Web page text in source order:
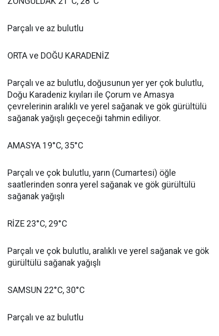
Parçalı ve az bulutlu
ORTA ve DOĞU KARADENİZ
Parçalı ve az bulutlu, doğusunun yer yer çok bulutlu,
Doğu Karadeniz kıyıları ile Çorum ve Amasya
çevrelerinin aralıklı ve yerel sağanak ve gök gürültülü
sağanak yağışlı geçeceği tahmin ediliyor.
AMASYA 19°C, 35°C
Parçalı ve çok bulutlu, yarın (Cumartesi) öğle
saatlerinden sonra yerel sağanak ve gök gürültülü
sağanak yağışlı
RİZE 23°C, 29°C
Parçalı ve çok bulutlu, aralıklı ve yerel sağanak ve gök
gürültülü sağanak yağışlı
SAMSUN 22°C, 30°C
Parçalı ve az bulutlu